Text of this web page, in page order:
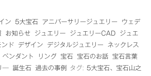
ン 5大宝石 アニバーサリージュエリー
ウェデ
お知らせ ジュエリー ジュエリーCAD
ジュエ
ンド デザイン デジタルジュエリー
ネックレス
ペンダント リング 宝石 宝石のお話
宝石言葉
― 誕生石 過去の事例 タグ: 5大宝石、宝石山之